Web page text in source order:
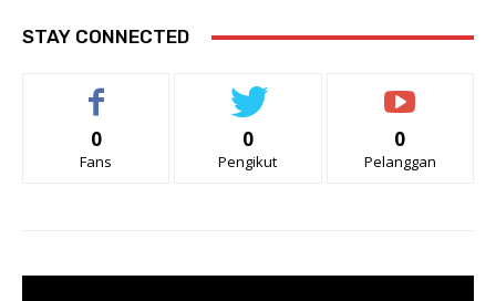
STAY CONNECTED
0
Fans
0
Pengikut
0
Pelanggan